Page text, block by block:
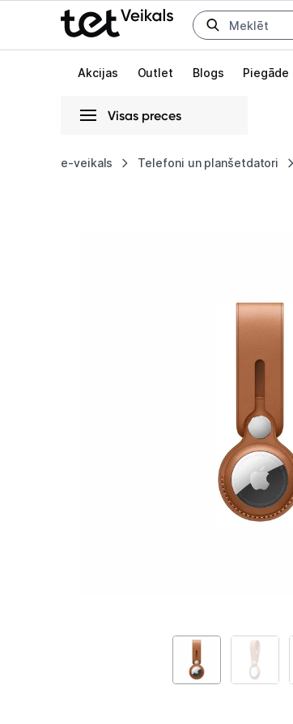
Uz kategorijam Uz galveno
Akcijas Outlet Blogs Piegāde
Visas preces
e-veikals Telefoni un planšetdatori